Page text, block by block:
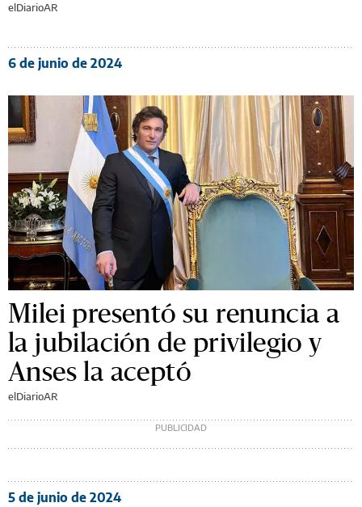
elDiarioAR
6 de junio de 2024
Milei presentó su renuncia a
la jubilación de privilegio y
Anses la aceptó
elDiarioAR
5 de junio de 2024